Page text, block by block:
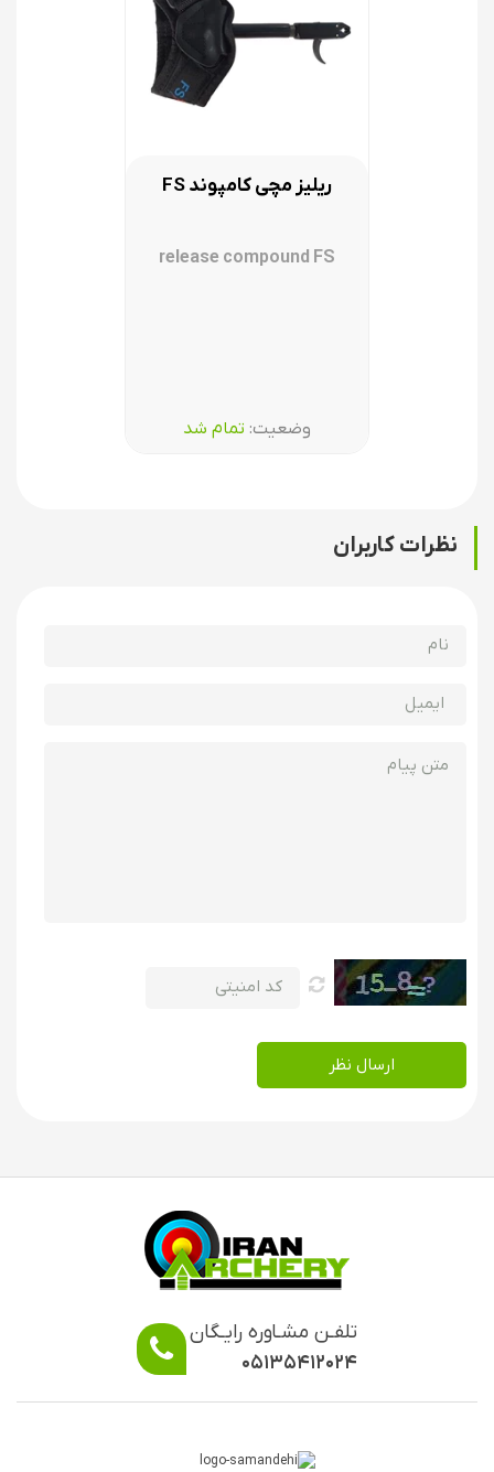
با توجه به دقت در ساختار مکانیکی برای ساخت آن مدلهای مختلف در
بازار یافت می شود. ایران آرچری نمونه هایی که از حداقل استاندارد
ریلیز مچی کامپوند FS
release compound FS
وضعیت:‌ تمام شد
نظرات کاربران
ارسال نظر
تلفـن مشـاوره رایـگان
۰۵۱۳۵۴۱۲۰۲۴